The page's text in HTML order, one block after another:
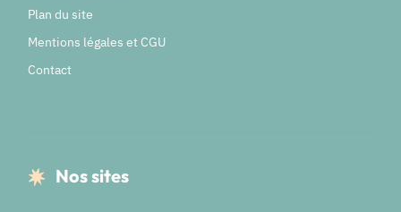
Plan du site
Mentions légales et CGU
Contact
Nos sites